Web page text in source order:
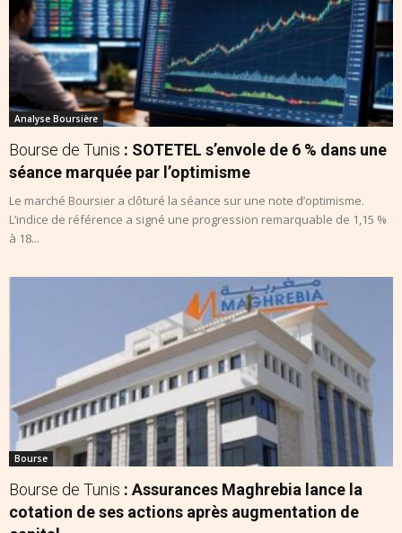
Analyse Boursière
Bourse de Tunis : SOTETEL s’envole de 6 % dans une
séance marquée par l’optimisme
Le marché Boursier a clôturé la séance sur une note d’optimisme.
L’indice de référence a signé une progression remarquable de 1,15 %
à 18...
Bourse
Bourse de Tunis : Assurances Maghrebia lance la
cotation de ses actions après augmentation de